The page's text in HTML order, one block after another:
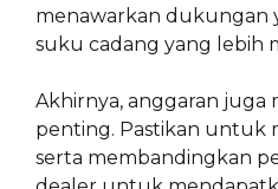
menawarkan dukungan
suku cadang yang lebih
Akhirnya, anggaran
penting. Pastikan untuk
serta membandingkan